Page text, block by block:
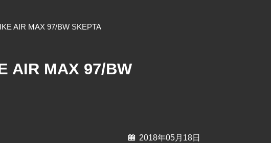
AIR MAX 97/BW SKEPTA
AIR MAX 97/BW
calendar 2018年05月18日